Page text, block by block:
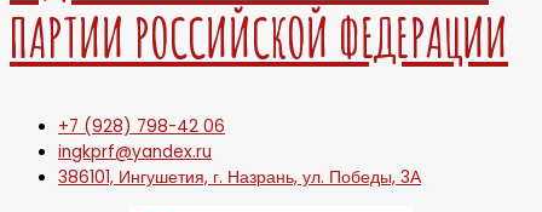
ПАРТИИ РОССИЙСКОЙ ФЕДЕРАЦИИ
+7 (928) 798-42 06
ingkprf@yandex.ru
386101, Ингушетия, г. Назрань, ул. Победы, 3А